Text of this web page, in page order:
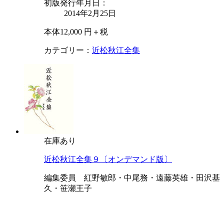
初版発行年月日：
2014年2月25日
本体12,000 円＋税
カテゴリー： 近松秋江全集
在庫あり
近松秋江全集９〔オンデマンド版〕
編集委員 紅野敏郎・中尾務・遠藤英雄・田沢基
久・笹瀬王子